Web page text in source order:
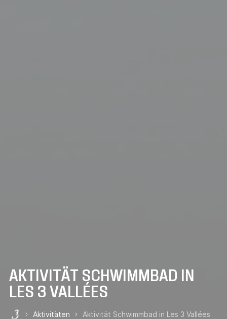
AKTIVITÄT SCHWIMMBAD IN
LES 3 VALLÉES
Aktivitäten Aktivität Schwimmbad in Les 3 Vallées